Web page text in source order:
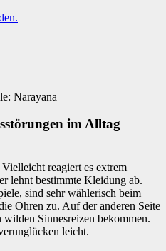
Narayana
im Alltag
reagiert es extrem
lehnt bestimmte Kleidung ab.
sind sehr wählerisch beim
Ohren zu. Auf der anderen Seite
Sinnesreizen bekommen.
leicht.